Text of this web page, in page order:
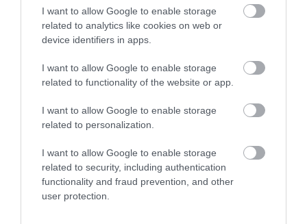
I want to allow Google to enable storage
related to analytics like cookies on web or
device identifiers in apps.
I want to allow Google to enable storage
related to functionality of the website or app.
I want to allow Google to enable storage
related to personalization.
I want to allow Google to enable storage
related to security, including authentication
functionality and fraud prevention, and other
user protection.
KÉSŐBB IS KELEK FEL
REGGEL. HA FORDÍTOTT
IRÁNYBA REPÜLÖK, AKKOR
UGYAN SOKKAL
FÁRADTABBNAK ÉRZEM
MAGAM, DE KÖNNYEN
ÁLOMBA MERÜLÖK ESTE ÉS
AMI A LEGFONTOSABB,
HOGY A MEGSZOKOTT